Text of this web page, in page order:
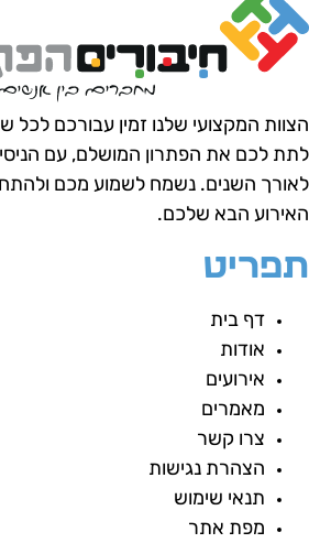
המקצועי שלנו זמין עבורכם לכל
לכם את הפתרון המושלם, עם
השנים. נשמח לשמוע מכם
הבא שלכם.
דף בית
אודות
אירועים
מאמרים
צרו קשר
הצהרת נגישות
תנאי שימוש
מפת אתר